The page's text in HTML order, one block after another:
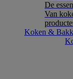
De
Van
Koken &